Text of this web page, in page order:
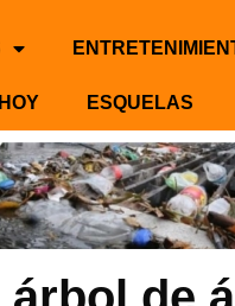
ESQUELAS